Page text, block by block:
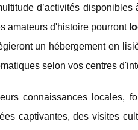
d’activités disponibles
amateurs d'histoire pourront
un hébergement en
selon vos centres
connaissances locales,
captivantes, des visites